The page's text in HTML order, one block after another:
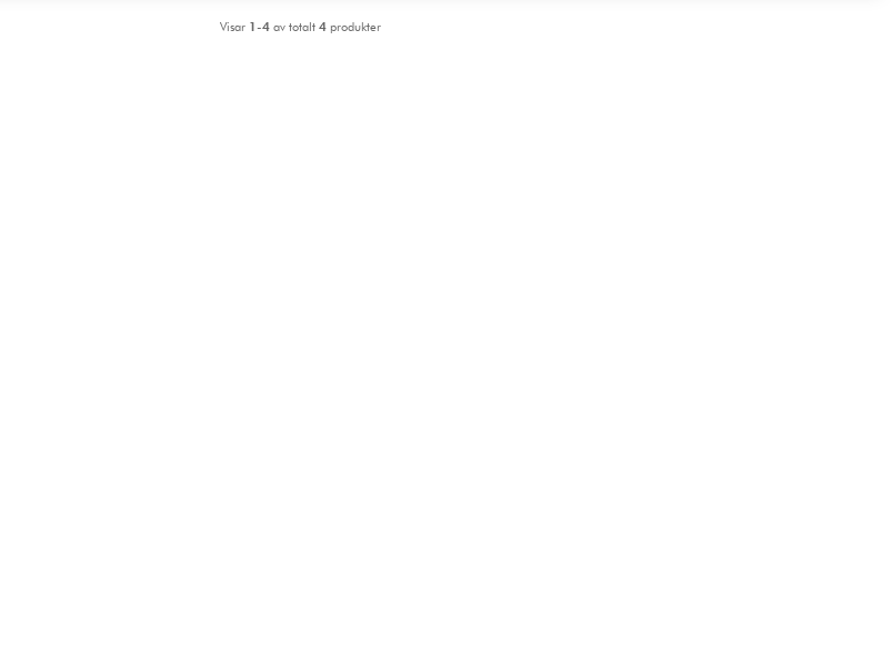
Visar 1-4av totalt 4produkter